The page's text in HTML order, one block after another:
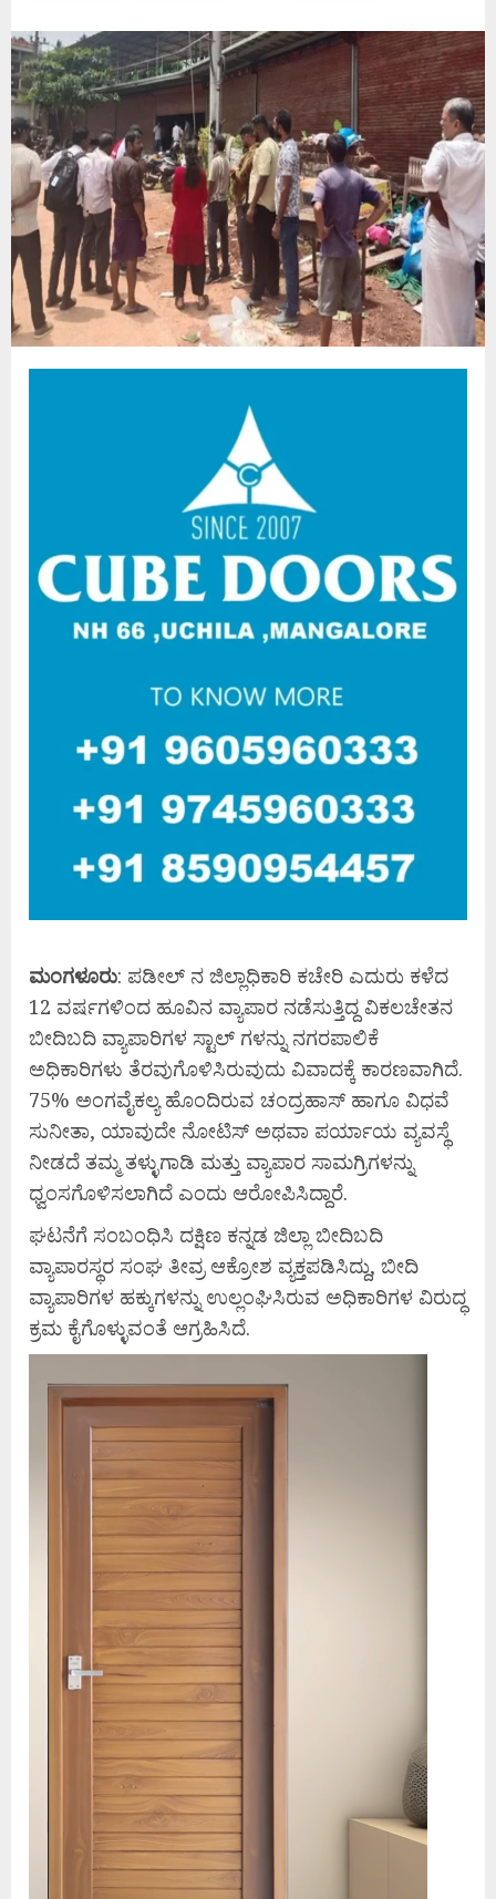
ಮಂಗಳೂರು: ಪಡೀಲ್ ನ ಜಿಲ್ಲಾಧಿಕಾರಿ ಕಚೇರಿ ಎದುರು ಕಳೆದ
12 ವರ್ಷಗಳಿಂದ ಹೂವಿನ ವ್ಯಾಪಾರ ನಡೆಸುತ್ತಿದ್ದ ವಿಕಲಚೇತನ
ಬೀದಿಬದಿ ವ್ಯಾಪಾರಿಗಳ ಸ್ಟಾಲ್ ಗಳನ್ನು ನಗರಪಾಲಿಕೆ
ಅಧಿಕಾರಿಗಳು ತೆರವುಗೊಳಿಸಿರುವುದು ವಿವಾದಕ್ಕೆ ಕಾರಣವಾಗಿದೆ.
75% ಅಂಗವೈಕಲ್ಯ ಹೊಂದಿರುವ ಚಂದ್ರಹಾಸ್ ಹಾಗೂ ವಿಧವೆ
ಸುನೀತಾ, ಯಾವುದೇ ನೋಟಿಸ್ ಅಥವಾ ಪರ್ಯಾಯ ವ್ಯವಸ್ಥೆ
ನೀಡದೆ ತಮ್ಮ ತಳ್ಳುಗಾಡಿ ಮತ್ತು ವ್ಯಾಪಾರ ಸಾಮಗ್ರಿಗಳನ್ನು
ಧ್ವಂಸಗೊಳಿಸಲಾಗಿದೆ ಎಂದು ಆರೋಪಿಸಿದ್ದಾರೆ.
ಘಟನೆಗೆ ಸಂಬಂಧಿಸಿ ದಕ್ಷಿಣ ಕನ್ನಡ ಜಿಲ್ಲಾ ಬೀದಿಬದಿ
ವ್ಯಾಪಾರಸ್ಥರ ಸಂಘ ತೀವ್ರ ಆಕ್ರೋಶ ವ್ಯಕ್ತಪಡಿಸಿದ್ದು, ಬೀದಿ
ವ್ಯಾಪಾರಿಗಳ ಹಕ್ಕುಗಳನ್ನು ಉಲ್ಲಂಘಿಸಿರುವ ಅಧಿಕಾರಿಗಳ ವಿರುದ್ಧ
ಕ್ರಮ ಕೈಗೊಳ್ಳುವಂತೆ ಆಗ್ರಹಿಸಿದೆ.